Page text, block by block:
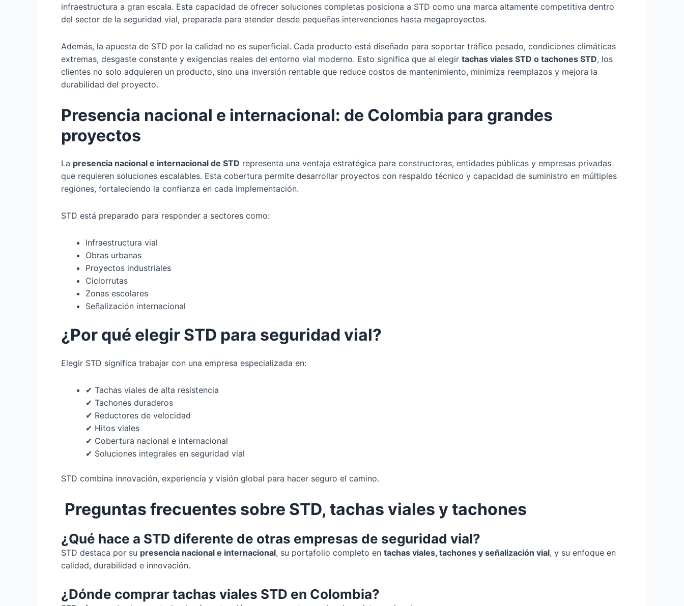
infraestructura a gran escala. Esta capacidad de ofrecer soluciones completas posiciona a STD como una marca altamente competitiva dentro
del sector de la seguridad vial, preparada para atender desde pequeñas intervenciones hasta megaproyectos.
Además, la apuesta de STD por la calidad no es superficial. Cada producto está diseñado para soportar tráfico pesado, condiciones climáticas
extremas, desgaste constante y exigencias reales del entorno vial moderno. Esto significa que al elegir tachas viales STD o tachones STD, los
clientes no solo adquieren un producto, sino una inversión rentable que reduce costos de mantenimiento, minimiza reemplazos y mejora la
durabilidad del proyecto.
Presencia nacional e internacional: de Colombia para grandes
proyectos
La presencia nacional e internacional de STD representa una ventaja estratégica para constructoras, entidades públicas y empresas privadas
que requieren soluciones escalables. Esta cobertura permite desarrollar proyectos con respaldo técnico y capacidad de suministro en múltiples
regiones, fortaleciendo la confianza en cada implementación.
STD está preparado para responder a sectores como:
Infraestructura vial
Obras urbanas
Proyectos industriales
Ciclorrutas
Zonas escolares
Señalización internacional
¿Por qué elegir STD para seguridad vial?
Elegir STD significa trabajar con una empresa especializada en:
✔ Tachas viales de alta resistencia
✔ Tachones duraderos
✔ Reductores de velocidad
✔ Hitos viales
✔ Cobertura nacional e internacional
✔ Soluciones integrales en seguridad vial
STD combina innovación, experiencia y visión global para hacer seguro el camino.
Preguntas frecuentes sobre STD, tachas viales y tachones
¿Qué hace a STD diferente de otras empresas de seguridad vial?
STD destaca por su presencia nacional e internacional, su portafolio completo en tachas viales, tachones y señalización vial, y su enfoque en
calidad, durabilidad e innovación.
¿Dónde comprar tachas viales STD en Colombia?